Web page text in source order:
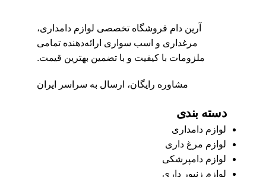
آرین دام فروشگاه تخصصی لوازم دامداری،
مرغداری و اسب‌ سواری ارائه‌دهنده تمامی
ملزومات با کیفیت و با تضمین بهترین قیمت.
مشاوره رایگان، ارسال به سراسر ایران
دسته بندی
لوازم دامداری
لوازم مرغ داری
لوازم دامپرشکی
لوازم زنبور داری